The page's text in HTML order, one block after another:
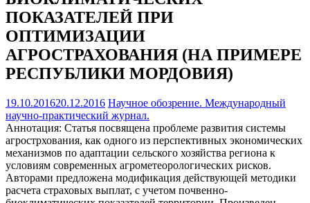
ПОКАЗАТЕЛЕЙ ПРИ
ОПТИМИЗАЦИИ
АГРОСТРАХОВАНИЯ (НА ПРИМЕРЕ
РЕСПУБЛИКИ МОРДОВИЯ)
19.10.201620.12.2016 Научное обозрение. Международный
научно-практический журнал.
Аннотация: Статья посвящена проблеме развития системы
агрострхования, как одного из перспективных экономических
механизмов по адаптации сельского хозяйства региона к
условиям современных агрометеорологических рисков.
Авторами предложена модификация действующей методики
расчета страховых выплат, с учетом почвенно-